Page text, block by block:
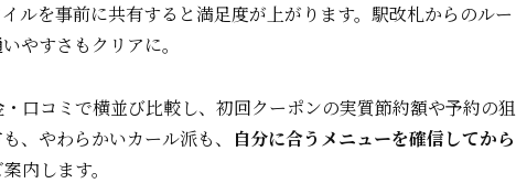
ルを事前に共有すると満足度が上がります。駅改札からのルー
やすさもクリアに。
口コミで横並び比較し、初回クーポンの実質節約額や予約の狙
、やわらかいカール派も、
自分に合うメニューを確信してから
内します。